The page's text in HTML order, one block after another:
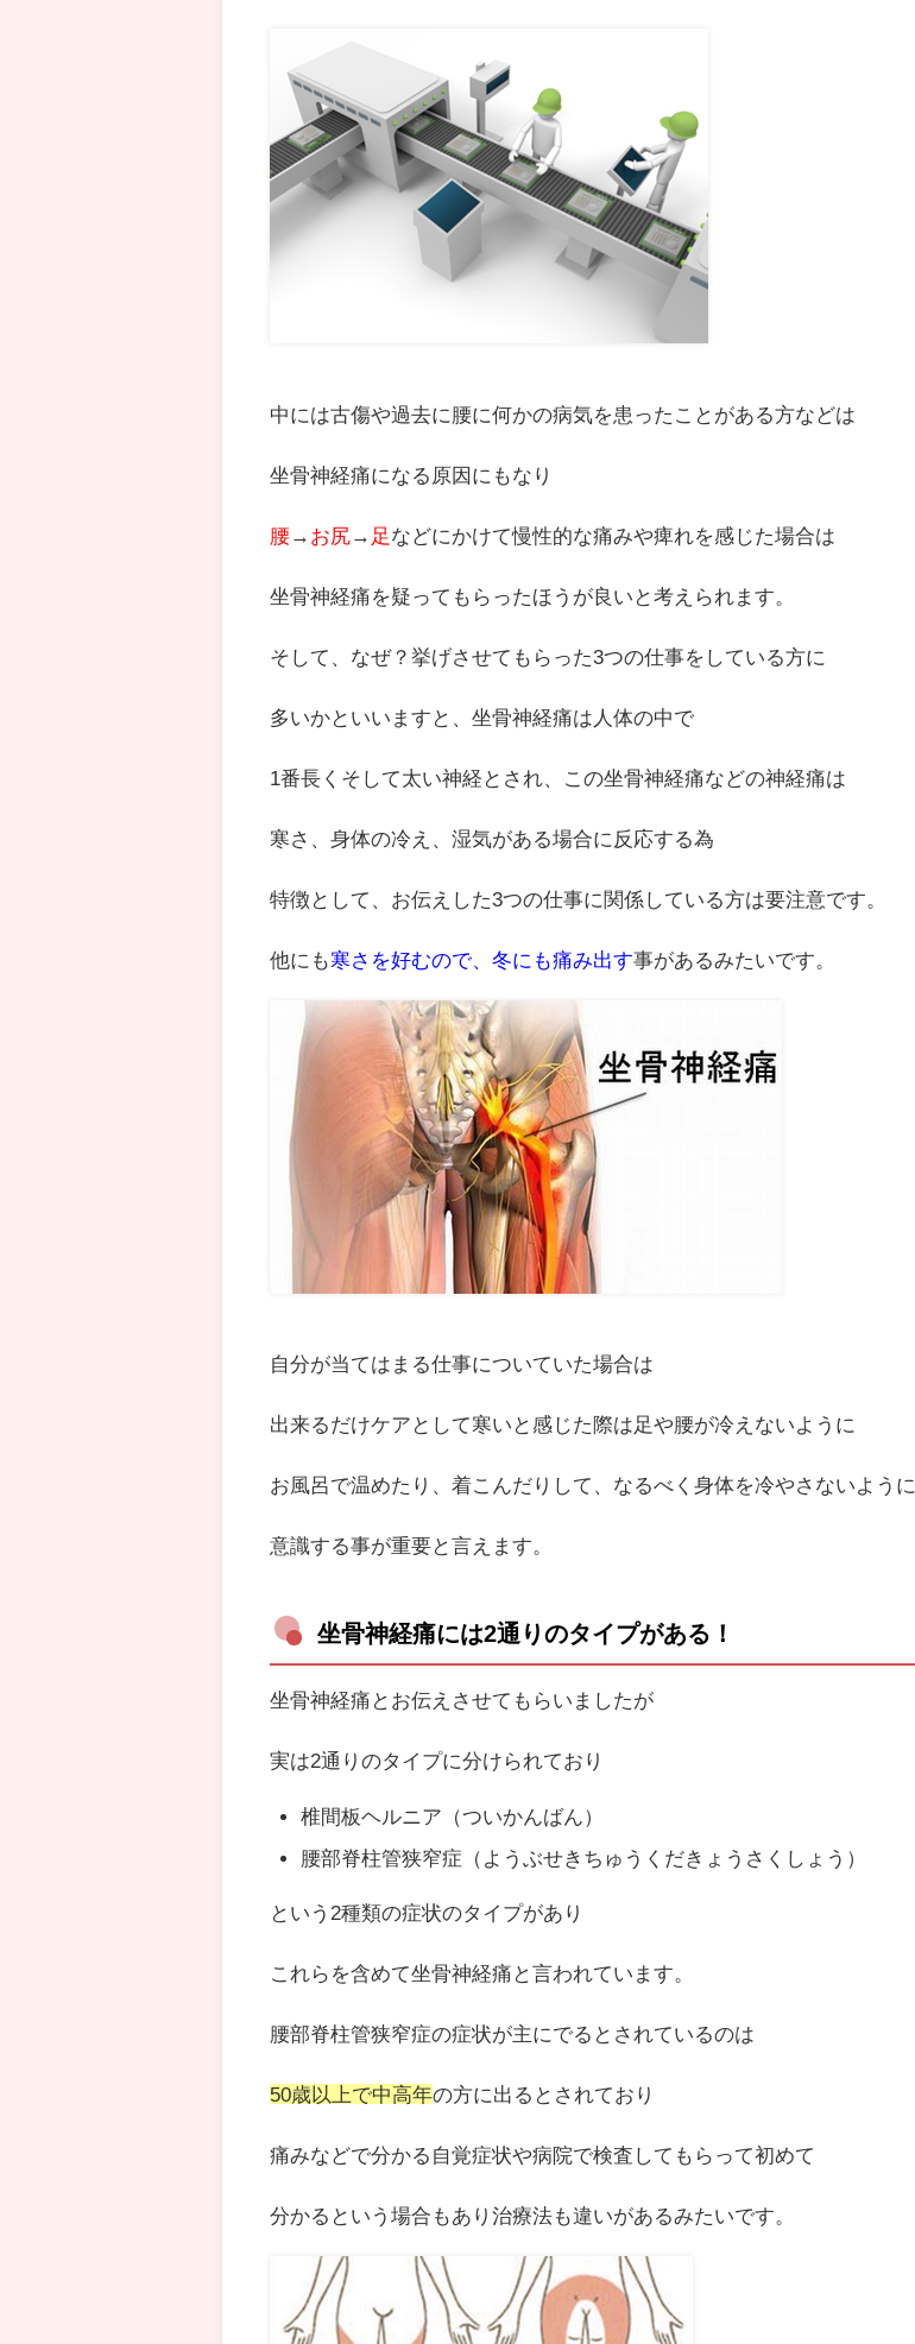
中には古傷や過去に腰に何かの病気を患ったことがある方などは
坐骨神経痛になる原因にもなり
腰→ お尻 → 足などにかけて慢性的な痛みや痺れを感じた場合は
坐骨神経痛を疑ってもらったほうが良いと考えられます。
そして、なぜ？挙げさせてもらった3つの仕事をしている方に
多いかといいますと、坐骨神経痛は人体の中で
1番長くそして太い神経とされ、この坐骨神経痛などの神経痛は
寒さ、身体の冷え、湿気がある場合に反応する為
特徴として、お伝えした3つの仕事に関係している方は要注意です。
他にも寒さを好むので、冬にも痛み出す事があるみたいです。
自分が当てはまる仕事についていた場合は
出来るだけケアとして寒いと感じた際は足や腰が冷えないように
お風呂で温めたり、着こんだりして、なるべく身体を冷やさないように
意識する事が重要と言えます。
坐骨神経痛には2通りのタイプがある！
坐骨神経痛とお伝えさせてもらいましたが
実は2通りのタイプに分けられており
椎間板ヘルニア（ついかんばん）
腰部脊柱管狭窄症（ようぶせきちゅうくだきょうさくしょう）
という2種類の症状のタイプがあり
これらを含めて坐骨神経痛と言われています。
腰部脊柱管狭窄症の症状が主にでるとされているのは
50歳以上で中高年の方に出るとされており
痛みなどで分かる自覚症状や病院で検査してもらって初めて
分かるという場合もあり治療法も違いがあるみたいです。